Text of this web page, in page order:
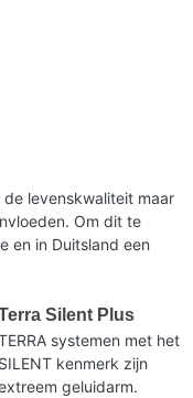
levenskwaliteit maar
Om dit te
en in Duitsland een
Silent Plus
systemen met het
SILENT kenmerk zijn
geluidarm.